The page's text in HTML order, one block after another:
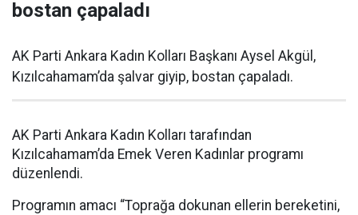
bostan çapaladı
AK Parti Ankara Kadın Kolları Başkanı Aysel Akgül,
Kızılcahamam’da şalvar giyip, bostan çapaladı.
AK Parti Ankara Kadın Kolları tarafından
Kızılcahamam’da Emek Veren Kadınlar programı
düzenlendi.
Programın amacı “Toprağa dokunan ellerin bereketini,